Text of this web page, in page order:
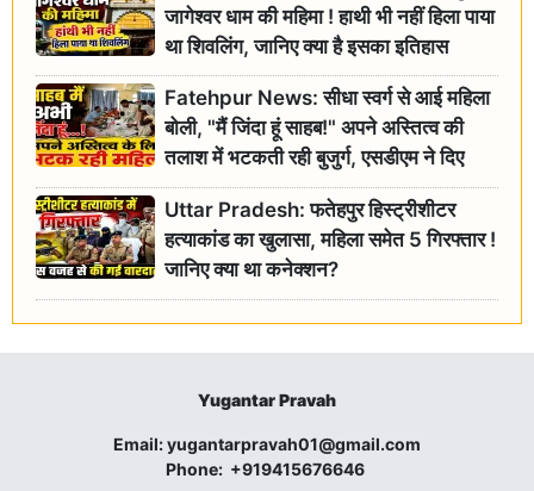
जागेश्वर धाम की महिमा ! हाथी भी नहीं हिला पाया
था शिवलिंग, जानिए क्या है इसका इतिहास
Fatehpur News: सीधा स्वर्ग से आई महिला
बोली, "मैं जिंदा हूं साहब!" अपने अस्तित्व की
तलाश में भटकती रही बुजुर्ग, एसडीएम ने दिए
जांच के आदेश
Uttar Pradesh: फतेहपुर हिस्ट्रीशीटर
हत्याकांड का खुलासा, महिला समेत 5 गिरफ्तार !
जानिए क्या था कनेक्शन?
Yugantar Pravah
Email:yugantarpravah01@gmail.com
Phone: +919415676646